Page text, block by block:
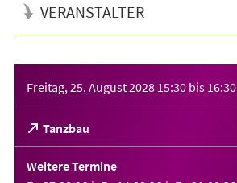
VERANSTALTER
Freitag, 25. August 2028 15:30 bis 16:30
Tanzbau
(Öffnet
in
einem
neuen
Weitere Termine